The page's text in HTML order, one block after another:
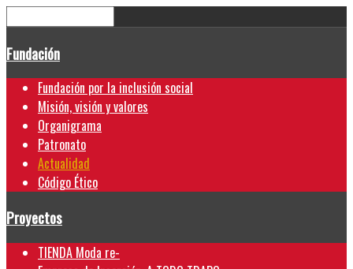
Fundación
Fundación por la inclusión social
Misión, visión y valores
Organigrama
Patronato
Actualidad
Código Ético
Proyectos
TIENDA Moda re-